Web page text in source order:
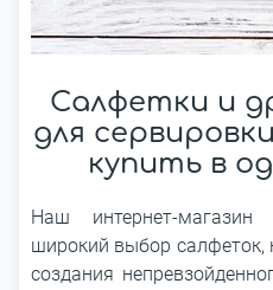
Салфетки и
для
купить в
Наш интернет-
широкий выбор салфеток,
создания